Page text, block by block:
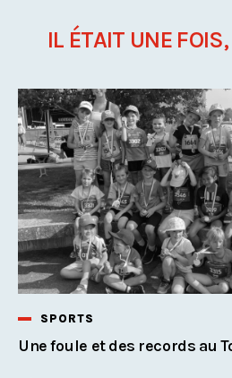
IL ÉTAIT UNE
SPORTS
Une foule et des records au